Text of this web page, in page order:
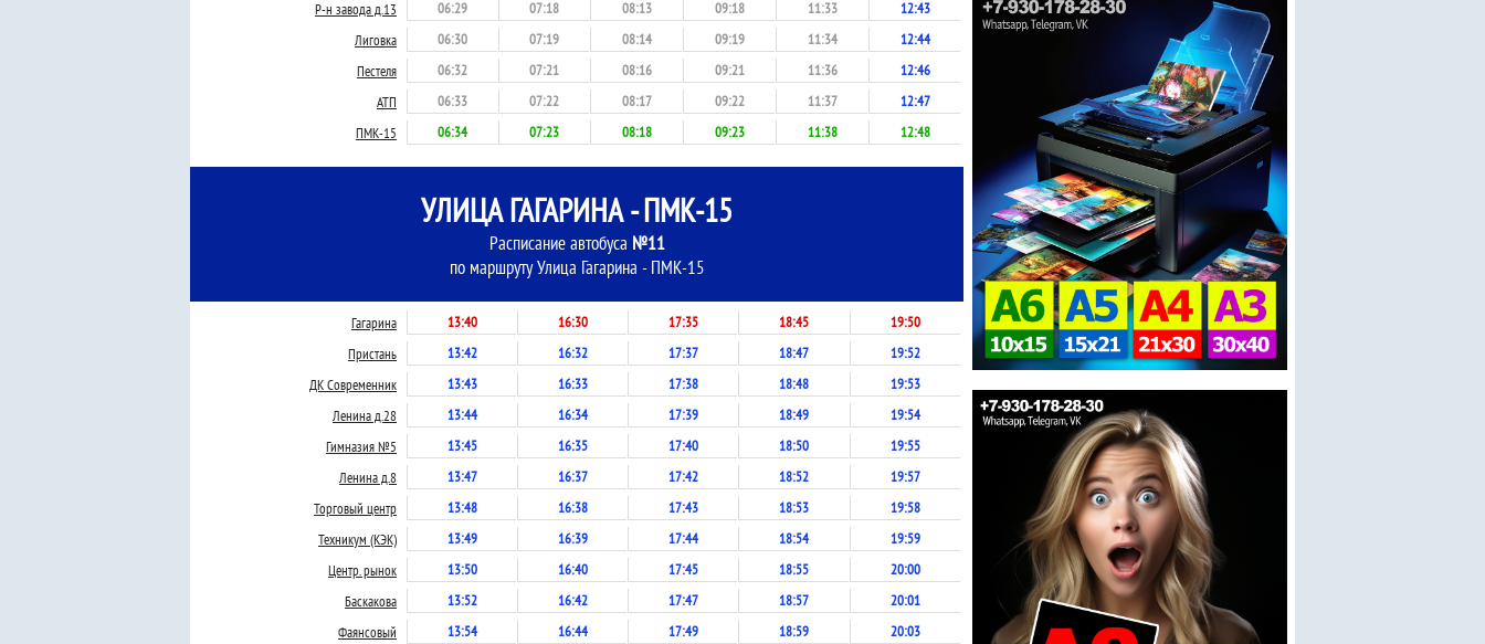
Р-н завода д.13
06:29 07:18 08:13 09:18 11:33
12:43
Лиговка
06:30 07:19 08:14 09:19 11:34
12:44
Пестеля
06:32 07:21 08:16 09:21 11:36
12:46
АТП
06:33 07:22 08:17 09:22 11:37
12:47
ПМК-15
06:34 07:23 08:18 09:23 11:38 12:48
УЛИЦА ГАГАРИНА - ПМК-15
Расписание автобуса №11
по маршруту Улица Гагарина - ПМК-15
Гагарина 13:40 16:30 17:35 18:45
19:50
Пристань
13:42 16:32 17:37 18:47
19:52
ДК Современник
13:43 16:33 17:38 18:48
19:53
Ленина д.28
13:44 16:34 17:39 18:49
19:54
Гимназия №5
13:45 16:35 17:40 18:50
19:55
Ленина д.8
13:47 16:37 17:42 18:52
19:57
Торговый центр
13:48 16:38 17:43 18:53
19:58
Техникум (КЭК)
13:49 16:39 17:44 18:54
19:59
Центр. рынок
13:50 16:40 17:45 18:55
20:00
Баскакова
13:52 16:42 17:47 18:57
20:01
Фаянсовый
13:54 16:44 17:49 18:59
20:03